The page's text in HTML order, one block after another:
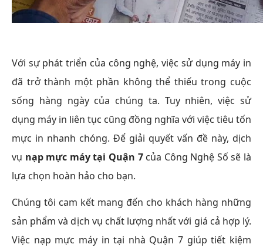
Với sự phát triển của công nghệ, việc sử dụng máy in
đã trở thành một phần không thể thiếu trong cuộc
sống hàng ngày của chúng ta. Tuy nhiên, việc sử
dụng máy in liên tục cũng đồng nghĩa với việc tiêu tốn
mực in nhanh chóng. Để giải quyết vấn đề này, dịch
vụ nạp mực máy tại Quận 7của Công Nghệ Số sẽ là
lựa chọn hoàn hảo cho bạn.
Chúng tôi cam kết mang đến cho khách hàng những
sản phẩm và dịch vụ chất lượng nhất với giá cả hợp lý.
Việc nạp mực máy in tại nhà Quận 7 giúp tiết kiệm